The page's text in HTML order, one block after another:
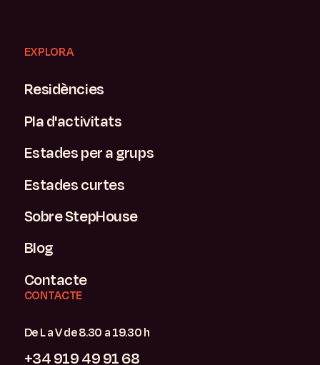
EXPLORA
Residències
Pla d'activitats
Estades per a grups
Estades curtes
Sobre StepHouse
Blog
Contacte
CONTACTE
De L a V de 8.30 a 19.30 h
+34 919 49 91 68